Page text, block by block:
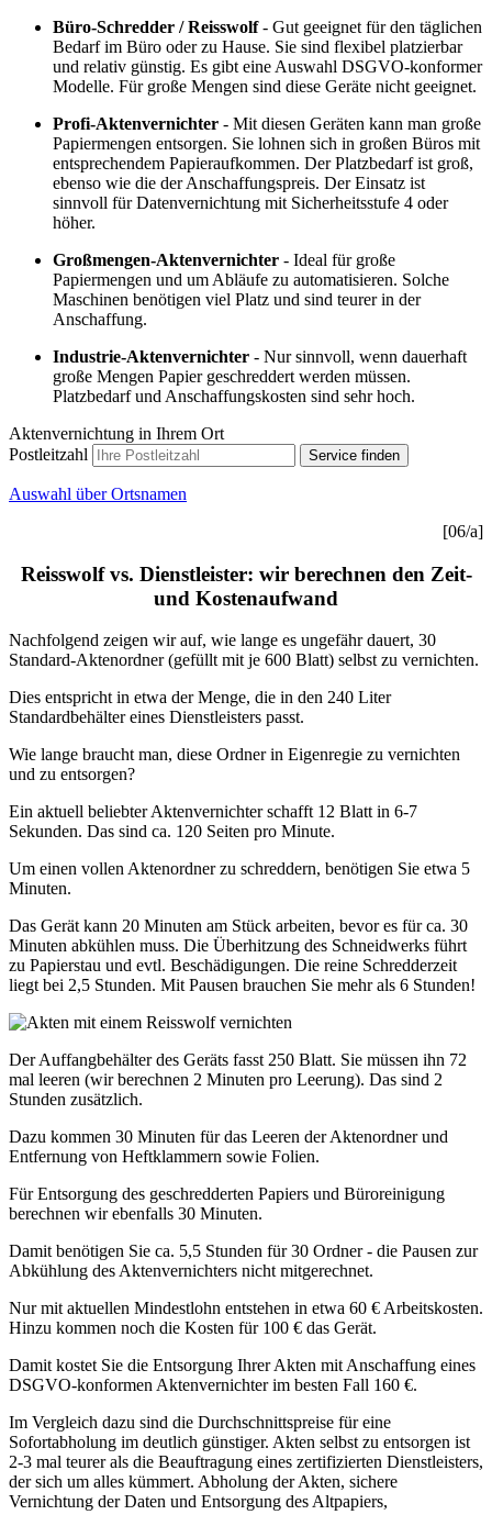
Büro-Schredder / Reisswolf- Gut geeignet für den täglichen
Bedarf im Büro oder zu Hause. Sie sind flexibel platzierbar
und relativ günstig. Es gibt eine Auswahl DSGVO-konformer
Modelle. Für große Mengen sind diese Geräte nicht geeignet.
Profi-Aktenvernichter - Mit diesen Geräten kann man große
Papiermengen entsorgen. Sie lohnen sich in großen Büros mit
entsprechendem Papieraufkommen. Der Platzbedarf ist groß,
ebenso wie die der Anschaffungspreis. Der Einsatz ist
sinnvoll für Datenvernichtung mit Sicherheitsstufe 4 oder
höher.
Großmengen-Aktenvernichter - Ideal für große
Papiermengen und um Abläufe zu automatisieren. Solche
Maschinen benötigen viel Platz und sind teurer in der
Anschaffung.
Industrie-Aktenvernichter - Nur sinnvoll, wenn dauerhaft
große Mengen Papier geschreddert werden müssen.
Platzbedarf und Anschaffungskosten sind sehr hoch.
Aktenvernichtung in Ihrem Ort
Postleitzahl
Service finden
Auswahl über Ortsnamen
[06/a]
Reisswolf vs. Dienstleister: wir berechnen den Zeit-
und Kostenaufwand
Nachfolgend zeigen wir auf, wie lange es ungefähr dauert, 30
Standard-Aktenordner (gefüllt mit je 600 Blatt) selbst zu vernichten.
Dies entspricht in etwa der Menge, die in den 240 Liter
Standardbehälter eines Dienstleisters passt.
Wie lange braucht man, diese Ordner in Eigenregie zu vernichten
und zu entsorgen?
Ein aktuell beliebter Aktenvernichter schafft 12 Blatt in 6-7
Sekunden. Das sind ca. 120 Seiten pro Minute.
Um einen vollen Aktenordner zu schreddern, benötigen Sie etwa 5
Minuten.
Das Gerät kann 20 Minuten am Stück arbeiten, bevor es für ca. 30
Minuten abkühlen muss. Die Überhitzung des Schneidwerks führt
zu Papierstau und evtl. Beschädigungen. Die reine Schredderzeit
liegt bei 2,5 Stunden. Mit Pausen brauchen Sie mehr als 6 Stunden!
Der Auffangbehälter des Geräts fasst 250 Blatt. Sie müssen ihn 72
mal leeren (wir berechnen 2 Minuten pro Leerung). Das sind 2
Stunden zusätzlich.
Dazu kommen 30 Minuten für das Leeren der Aktenordner und
Entfernung von Heftklammern sowie Folien.
Für Entsorgung des geschredderten Papiers und Büroreinigung
berechnen wir ebenfalls 30 Minuten.
Damit benötigen Sie ca. 5,5 Stunden für 30 Ordner - die Pausen zur
Abkühlung des Aktenvernichters nicht mitgerechnet.
Nur mit aktuellen Mindestlohn entstehen in etwa 60 € Arbeitskosten.
Hinzu kommen noch die Kosten für 100 € das Gerät.
Damit kostet Sie die Entsorgung Ihrer Akten mit Anschaffung eines
DSGVO-konformen Aktenvernichter im besten Fall 160 €.
Im Vergleich dazu sind die Durchschnittspreise für eine
Sofortabholung im deutlich günstiger. Akten selbst zu entsorgen ist
2-3 mal teurer als die Beauftragung eines zertifizierten Dienstleisters,
der sich um alles kümmert. Abholung der Akten, sichere
Vernichtung der Daten und Entsorgung des Altpapiers,